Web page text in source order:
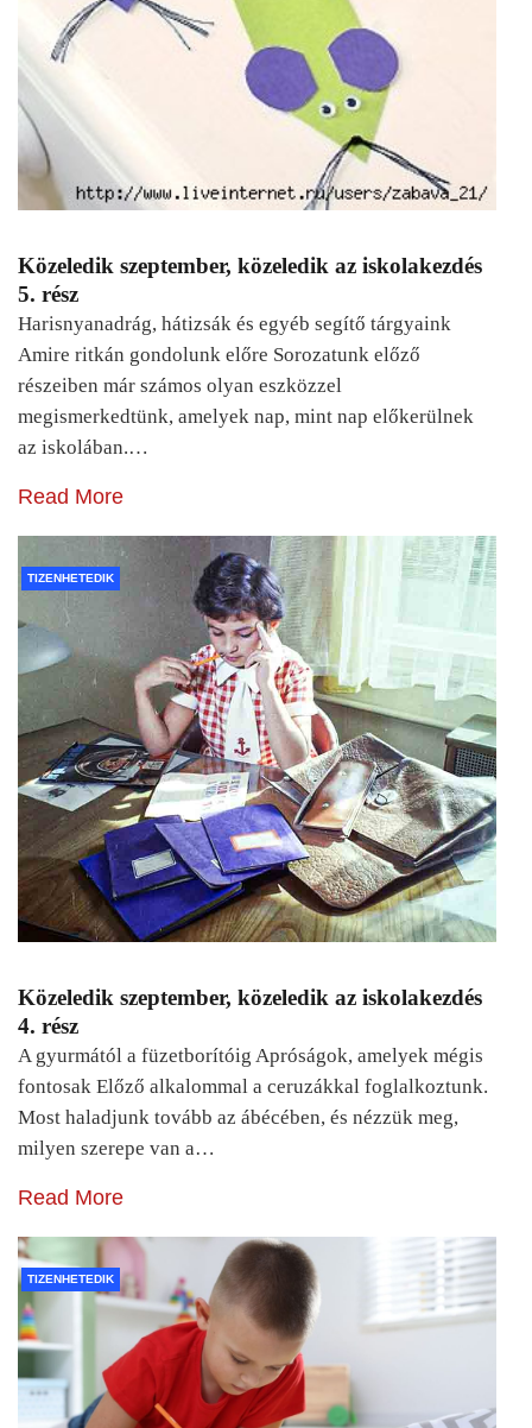
Közeledik szeptember, közeledik az iskolakezdés
5. rész
Harisnyanadrág, hátizsák és egyéb segítő tárgyaink
Amire ritkán gondolunk előre Sorozatunk előző
részeiben már számos olyan eszközzel
megismerkedtünk, amelyek nap, mint nap előkerülnek
az iskolában.…
Read More
TIZENHETEDIK
Közeledik szeptember, közeledik az iskolakezdés
4. rész
A gyurmától a füzetborítóig Apróságok, amelyek mégis
fontosak Előző alkalommal a ceruzákkal foglalkoztunk.
Most haladjunk tovább az ábécében, és nézzük meg,
milyen szerepe van a…
Read More
TIZENHETEDIK